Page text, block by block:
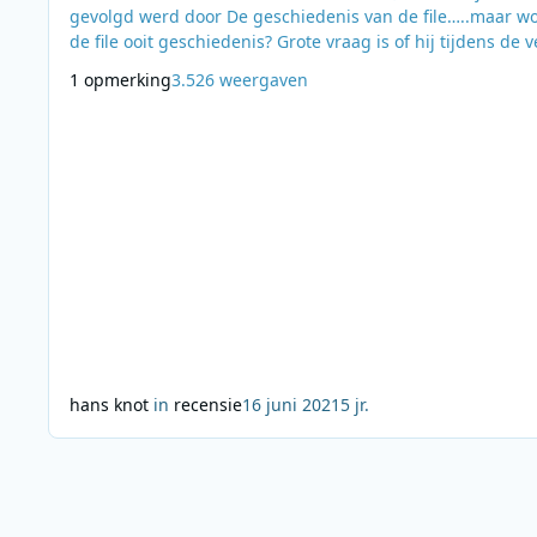
gevolgd werd door De geschiedenis van de file…..maar
de file ooit geschiedenis? Grote vraag is of hij tijdens de
gedacht heeft aan de vraagstelling in het laatstgenoemde
1 opmerking3.526 weergaven
hans knotin recensie16 juni 2021 5 jr.